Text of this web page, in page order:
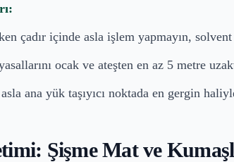
çadır içinde asla işlem yapmayın,
ocak ve ateşten en az 5 metre
ana yük taşıyıcı noktada en gergin
Şişme Mat ve